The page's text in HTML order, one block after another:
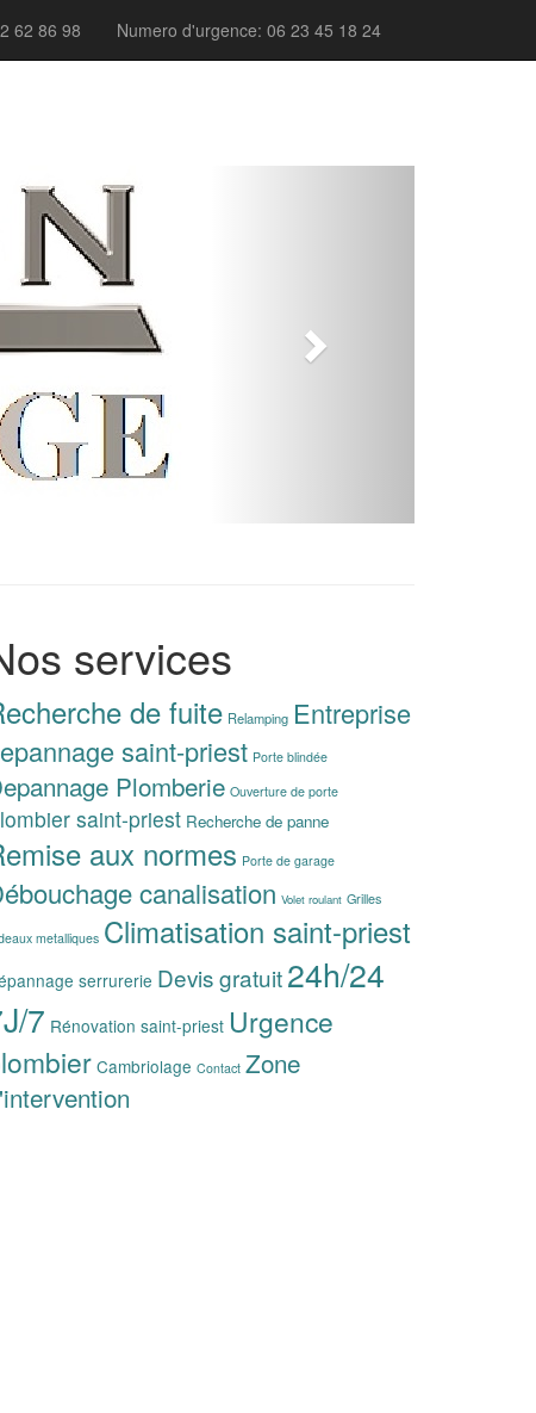
62 86 98 Numero d'urgence: 06 23 45 18 24
services
de fuite Relamping Entreprise
saint-priest Porte blindée
Plomberie Ouverture de porte
saint-priest Recherche de panne
aux normes Porte de garage
canalisation Volet roulant Grilles
metalliques Climatisation saint-priest
serrurerie Devis gratuit24h/24
7 Rénovation saint-priest Urgence
Cambriolage Contact Zone